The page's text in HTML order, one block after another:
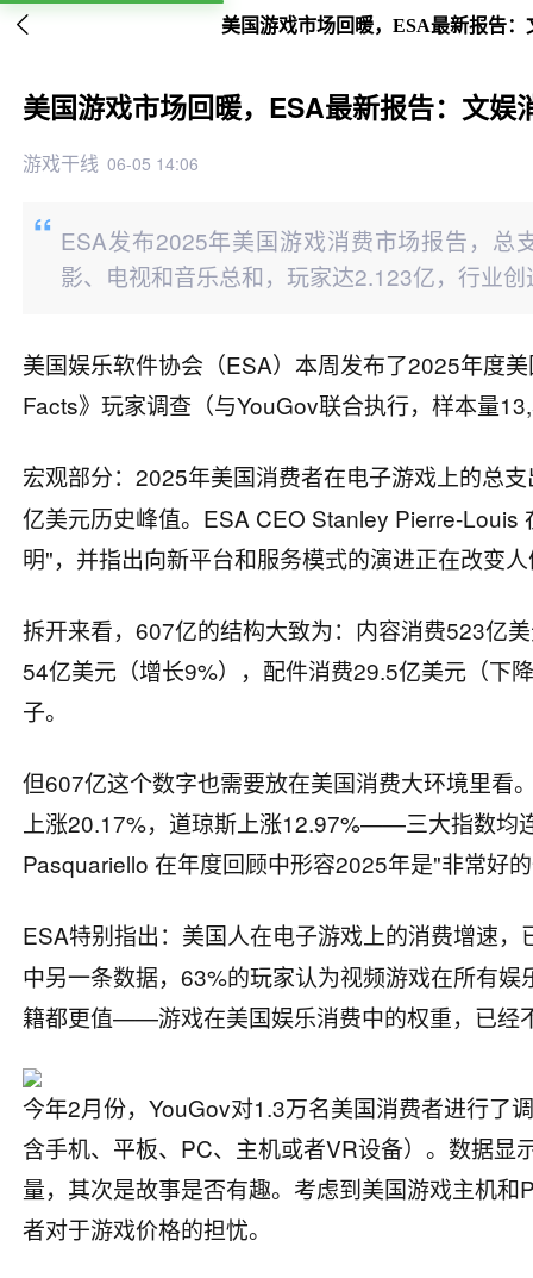
 美国游戏市场回暖，ESA最新报告
美国游戏市场回暖，ESA最新报告：文
游戏干线 06-05 14:06
ESA发布2025年美国游戏消费市场报告，总
影、电视和音乐总和，玩家达2.123亿，行业
美国娱乐软件协会（ESA）本周发布了2025年度
Facts》玩家调查（与YouGov联合执行，样本量
宏观部分：2025年美国消费者在电子游戏上的总
亿美元历史峰值。ESA CEO Stanley Pierre-
明"，并指出向新平台和服务模式的演进正在改变
拆开来看，607亿的结构大致为：内容消费523亿
54亿美元（增长9%），配件消费29.5亿美元（下
子。
但607亿这个数字也需要放在美国消费大环境里
上涨20.17%，道琼斯上涨12.97%——三大指数均
Pasquariello 在年度回顾中形容2025年是"非常好
ESA特别指出：美国人在电子游戏上的消费增速，
中另一条数据，63%的玩家认为视频游戏在所有
籍都更值——游戏在美国娱乐消费中的权重，已经
今年2月份，YouGov对1.3万名美国消费者进行了
含手机、平板、PC、主机或者VR设备）。数据
量，其次是故事是否有趣。考虑到美国游戏主机
者对于游戏价格的担忧。